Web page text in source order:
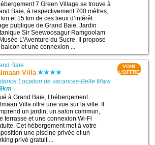
7 Green Village se trouve à
Baie, à respectivement 700 mètres,
km et 15 km de ces lieux d’intérêt :
publique de Grand Baie, Jardin
Sir Seewoosagur Ramgoolam
L'Aventure du Sucre. Il propose
balcon et une connexion ...
Baie
Villa
Location de vacances-Belle Mare
à Grand Baie, l’hébergement
Villa offre une vue sur la ville. Il
un jardin, un salon commun,
terrasse et une connexion Wi-Fi
Cet hébergement met à votre
une piscine privée et un
privé gratuit ...
VOIR
L'OFFRE